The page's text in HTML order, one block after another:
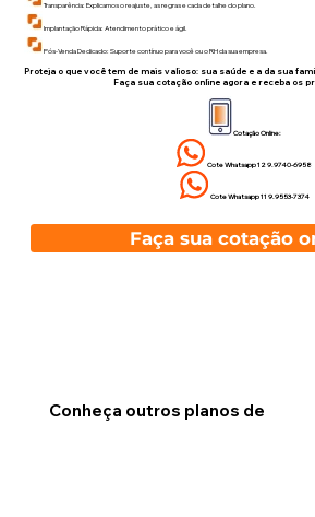
Faça sua cotação
Transparência: Explicamos o reajuste, as regras e cada detalhe do plano.
Implantação Rápida: Atendimento prático e ágil.
Pós-Venda Dedicado: Suporte contínuo para você ou o RH da sua empresa.
Proteja o que você tem de mais valioso: sua saúde e a da sua
Faça sua cotação online agora e receba os
Cotação Online:
Cote Whatsapp 12 9.9740-6958
Cote Whatsapp 11 9.9553-7374
Conheça outros planos de